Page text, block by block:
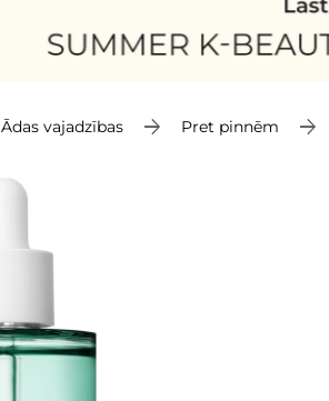
Ādas vajadzības Pret pinnēm